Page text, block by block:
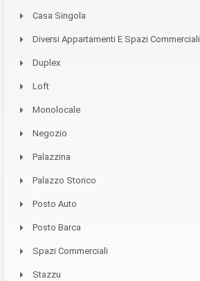
Casa Singola
Diversi Appartamenti E Spazi Commerciali
Duplex
Loft
Monolocale
Negozio
Palazzina
Palazzo Storico
Posto Auto
Posto Barca
Spazi Commerciali
Stazzu